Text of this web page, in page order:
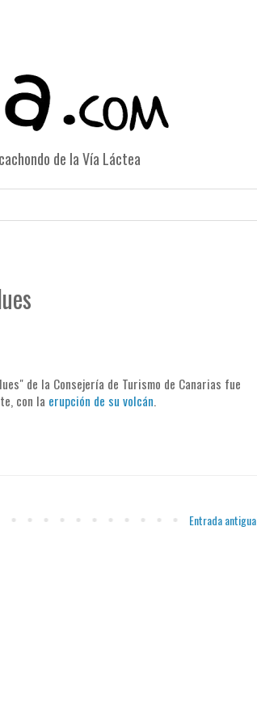
de la Vía Láctea
de la Consejería de Turismo de Canarias fue
con la erupción de su volcán.
Entrada antigua